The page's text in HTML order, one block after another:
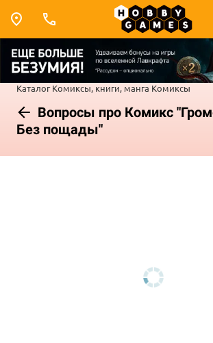
Каталог Комиксы, книги, манга Комиксы
Вопросы про Комикс
Без пощады"